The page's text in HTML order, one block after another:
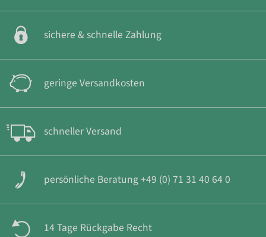
sichere & schnelle Zahlung
geringe Versandkosten
schneller Versand
persönliche Beratung +49 (0) 71 31 40 64 0
14 Tage Rückgabe Recht